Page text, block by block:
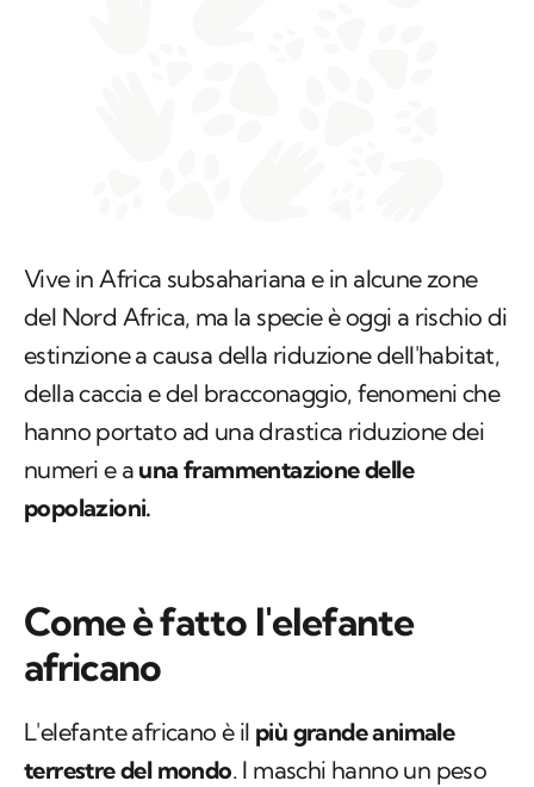
Vive in Africa subsahariana e in alcune zone
del Nord Africa, ma la specie è oggi a rischio di
estinzione a causa della riduzione dell'habitat,
della caccia e del bracconaggio, fenomeni che
hanno portato ad una drastica riduzione dei
numeri e a una frammentazione delle
popolazioni.
Come è fatto l'elefante
africano
L'elefante africano è il più grande animale
terrestre del mondo. I maschi hanno un peso